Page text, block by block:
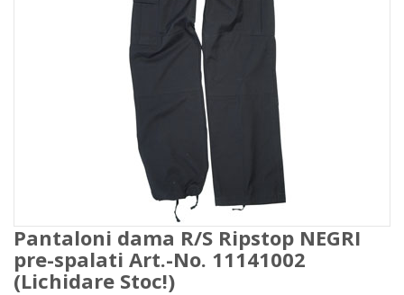
Pantaloni dama R/S Ripstop NEGRI
pre-spalati Art.-No. 11141002
(Lichidare Stoc!)